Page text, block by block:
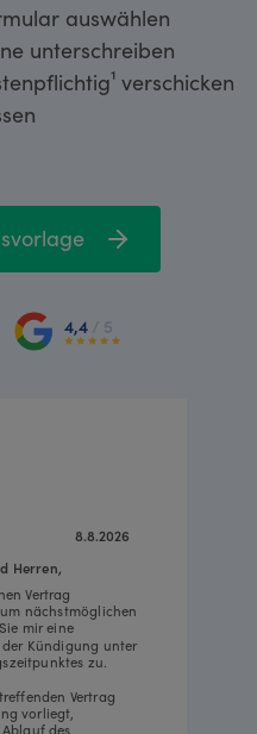
auswählen
unterschreiben
verschicken
4,4 / 5
8.8.2026
Vertrag
nächstmöglichen
mir eine
Kündigung unter
zu.
Vertrag
vorliegt,
des
Herren,